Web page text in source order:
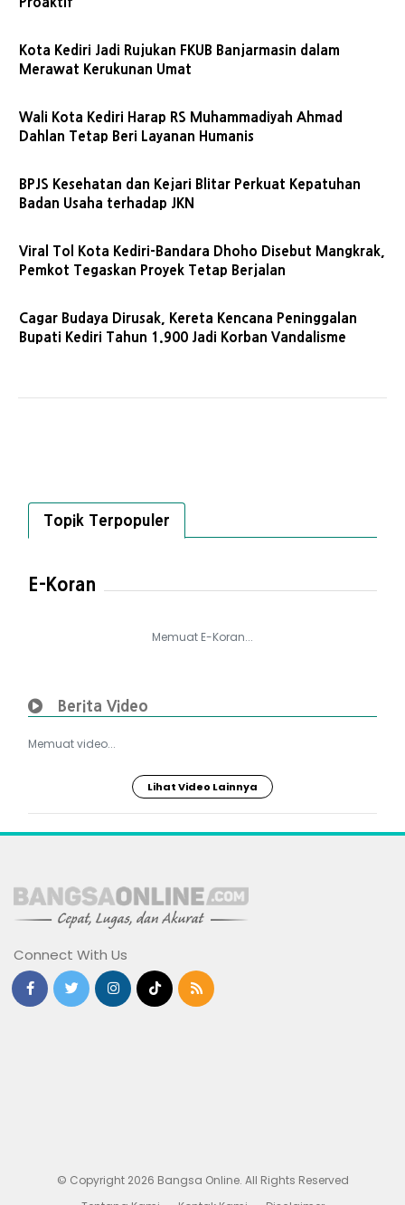
Kota Kediri Jadi Rujukan FKUB Banjarmasin dalam
Merawat Kerukunan Umat
Wali Kota Kediri Harap RS Muhammadiyah Ahmad
Dahlan Tetap Beri Layanan Humanis
BPJS Kesehatan dan Kejari Blitar Perkuat Kepatuhan
Badan Usaha terhadap JKN
Viral Tol Kota Kediri-Bandara Dhoho Disebut Mangkrak,
Pemkot Tegaskan Proyek Tetap Berjalan
Cagar Budaya Dirusak, Kereta Kencana Peninggalan
Bupati Kediri Tahun 1.900 Jadi Korban Vandalisme
Topik Terpopuler
E-Koran
Memuat E-Koran...
Berita Video
Memuat video...
Lihat Video Lainnya
Connect With Us
© Copyright 2026 Bangsa Online. All Rights Reserved